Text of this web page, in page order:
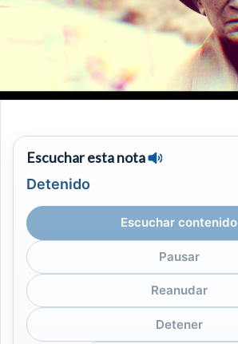
Escuchar esta nota
Detenido
Escuchar contenido
Pausar
Reanudar
Detener